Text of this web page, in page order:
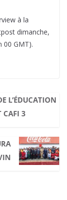
à la
dimanche,
00 GMT).
L’ÉDUCATION
CAFI 3